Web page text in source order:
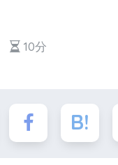
10分